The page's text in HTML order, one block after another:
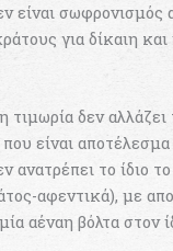
είναι σωφρονισμός
για δίκαιη και
τιμωρία δεν
είναι
ανατρέπει το ίδιο
αφεντικά), με
αέναη βόλτα στον